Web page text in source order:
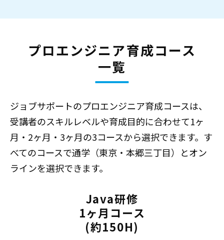
プロエンジニア育成コース
一覧
ジョブサポートのプロエンジニア育成コースは、
受講者のスキルレベルや育成目的に合わせて1ヶ
月・2ヶ月・3ヶ月の3コースから選択できます。す
べてのコースで通学（東京・本郷三丁目）とオン
ラインを選択できます。
Java研修
1ヶ月コース
(約150H)